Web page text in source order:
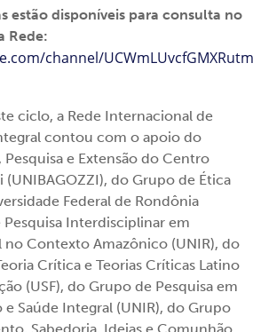
estão disponíveis para consulta no
Rede:
channel/
ciclo, a Rede Internacional de
contou com o apoio do
e Extensão do Centro
(UNIBAGOZZI), do Grupo de Ética
Federal de Rondônia
Pesquisa Interdisciplinar em
no Contexto Amazônico (UNIR), do
Crítica e Teorias Críticas Latino
(USF), do Grupo de Pesquisa em
Saúde Integral (UNIR), do Grupo